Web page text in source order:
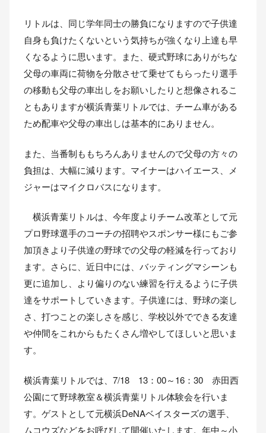
リトルは、同じ学年同士の勝負になりますので子供達
自身も負けたくないという気持ちが強くなり上達も早
くなるように思います。また、硬式野球にありがちな
父母の車両に荷物を分散させて乗せてもらったり選手
の移動も父母の車出しをお願いしたりと想像されるこ
ともありますが横浜青葉リトルでは、チーム車がある
ため配車や父母の車出しは基本的にありません。
また、当番制ももちろんありませんので父母の方々の
負担は、大幅に減ります。マイナーはハイエース、メ
ジャーはマイクロバスになります。
横浜青葉リトルは、今年度よりチーム改革として元
プロ野球選手のコーチの招聘やスポンサー様にもご参
加頂きより子供達の野球での父母の軽減を行っており
ます。さらに、近日中には、バッティングマシーンも
更に追加し、より偏りのない練習を行えるように子供
達をサポートしていきます。子供達には、野球の楽し
さ、打つことの楽しさを感じ、学校以外でできる友達
や仲間をこれからもたくさん増やしてほしいと思いま
す。
横浜青葉リトルでは、7/18 13：00～16：30 赤田西
公園にて野球教室＆横浜青葉リトル体験会を行いま
す。ゲストとして元横浜DeNAベイスターズの選手、
ムコウズなどをお呼びして開催いたします。年中～小